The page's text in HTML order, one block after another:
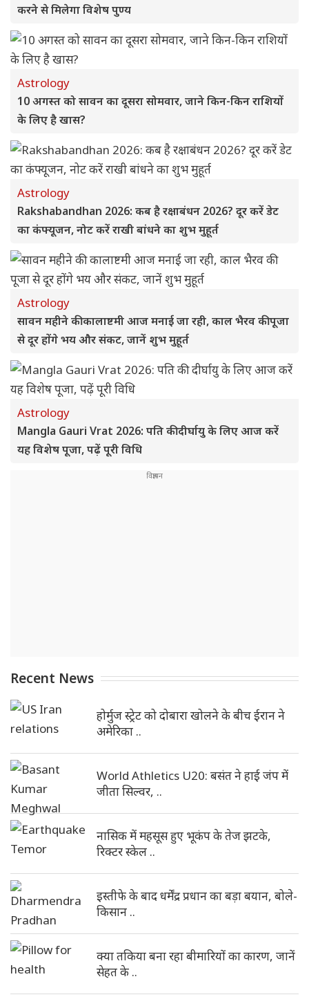
करने से मिलेगा विशेष पुण्य
Astrology
10 अगस्त को सावन का दूसरा सोमवार, जाने किन-किन राशियों
के लिए है खास?
Astrology
Rakshabandhan 2026: कब है रक्षाबंधन 2026? दूर करें डेट
का कंफ्यूजन, नोट करें राखी बांधने का शुभ मुहूर्त
Astrology
सावन महीने की कालाष्टमी आज मनाई जा रही, काल भैरव की पूजा
से दूर होंगे भय और संकट, जानें शुभ मुहूर्त
Astrology
Mangla Gauri Vrat 2026: पति की दीर्घायु के लिए आज करें
यह विशेष पूजा, पढ़ें पूरी विधि
Recent News
होर्मुज स्ट्रेट को दोबारा खोलने के बीच ईरान ने
अमेरिका ..
World Athletics U20: बसंत ने हाई जंप में
जीता सिल्वर, ..
नासिक में महसूस हुए भूकंप के तेज झटके,
रिक्टर स्केल ..
इस्तीफे के बाद धर्मेंद्र प्रधान का बड़ा बयान, बोले-
किसान ..
क्या तकिया बना रहा बीमारियों का कारण, जानें
सेहत के ..